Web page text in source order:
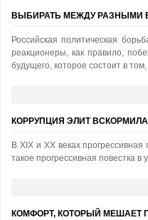
ВЫБИРАТЬ МЕЖДУ РАЗНЫМИ
Российская политическая
реакционеры, как правило,
будущего, которое состоит в
КОРРУПЦИЯ ЭЛИТ
В XIX и XX веках
такое прогрессивная повестка в
КОМФОРТ, КОТОРЫЙ МЕШАЕТ